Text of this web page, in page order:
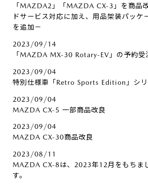
「MAZDA2」「MAZDA CX-3」を商品
ドサービス対応に加え、用品架装パッケ
を追加－
2023/09/14
「MAZDA MX-30 Rotary-EV」の予約受
2023/09/04
特別仕様車「Retro Sports Edition」シリ
2023/09/04
MAZDA CX-5 一部商品改良
2023/09/04
MAZDA CX-30商品改良
2023/08/11
MAZDA CX-8は、2023年12月をもちま
す。